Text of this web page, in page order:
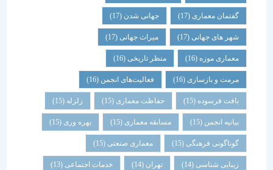
گفتمان معماری (17) جهانی شدن(17)
شهر های جهانی(17) میراث جهانی(17)
معماری موزه(16) منظر تاریخی (16)
مرمت و بازسازی(16) فعالیت‌های انجمن(16)
بافت فرسوده (15) حفاظت معماری (15) زلزله
بیانیه انجمن(15) مسابقه معماری (15) بهره وری(15)
گوناگونی فرهنگی (15) معماری صنعتی(15)
زیبایی شناسی (14) تهران خدمات اجتماعی (13)